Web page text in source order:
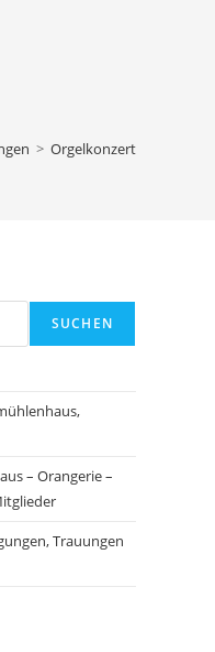
> Orgelkonzert
SUCHEN
– Orangerie –
Trauungen